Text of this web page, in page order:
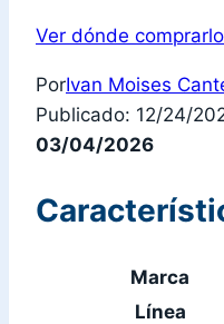
Ver dónde comprarlo
PorIvan Moises
Publicado: 12/24/
03/04/2026
Marca
Línea